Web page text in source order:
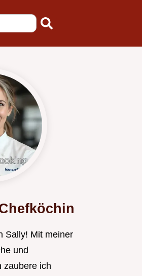
Sally! Mit meiner
und
zaubere ich